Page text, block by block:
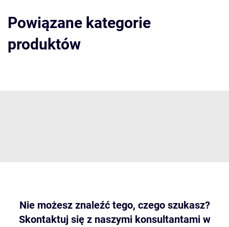
Powiązane kategorie
produktów
Nie możesz znaleźć tego, czego szukasz?
Skontaktuj się z naszymi konsultantami w